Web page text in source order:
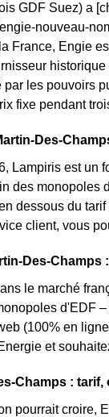
GDF Suez) a
nouveau-
France, Engie
les pouvoirs
fixe pendant
Des-
Lampiris est un
des monopoles
dessous du
client, vous
Des-
le marché
d'EDF
(100% en
et
Champs :
pourrait croire,